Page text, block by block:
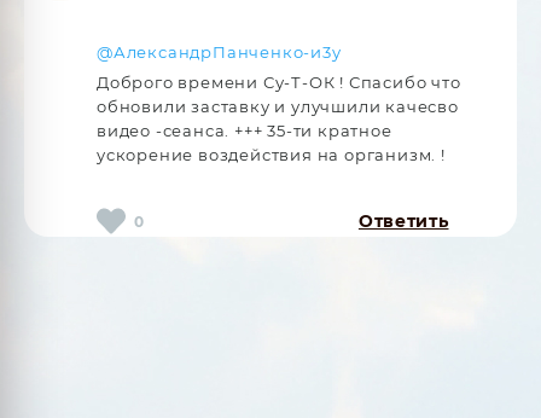
@АлександрПанченко-и3у
Доброго времени Су-Т-ОК ! Спасибо что
обновили заставку и улучшили качесво
видео -сеанса. +++ 35-ти кратное
ускорение воздействия на организм. !
Ответить
0